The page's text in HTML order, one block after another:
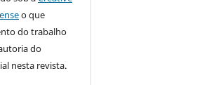
o que
do trabalho
do
nesta revista.